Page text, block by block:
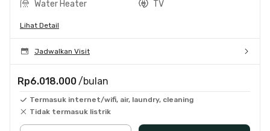
Water Heater
TV
Lihat Detail
Jadwalkan Visit
Rp6.018.000 /bulan
Termasuk internet/wifi, air, laundry, cleaning
Tidak termasuk listrik